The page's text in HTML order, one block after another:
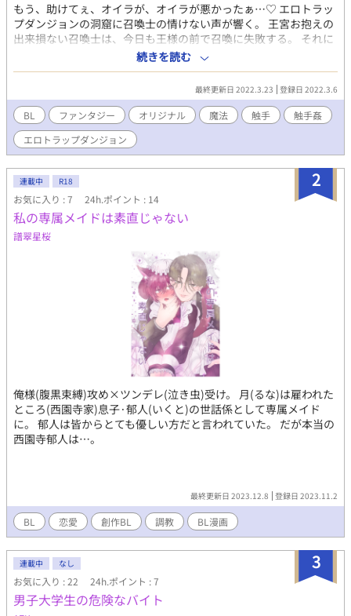
もう、助けてぇ、オイラが、オイラが悪かったぁ…♡ エロトラッ
プダンジョンの洞窟に召喚士の情けない声が響く。 王宮お抱えの
出来損ない召喚士は、今日も王様の前で召喚に失敗する。 それに
業を煮やした騎士団長。「もうこの召喚士を処刑しましょう」と
王様に進言。 このままでは処刑されてしまうと思った召喚士は、
騎士団長の弱みを握るために ある禁じられた召喚を行う。 その召
喚とは…。
続きを読む
最終更新日 2022.3.23 登録日 2022.3.6
BL ファンタジー オリジナル 魔法 触手
触手姦
エロトラップダンジョン
2
連載中 R18
お気に入り : 7 24h.ポイント : 14
私の専属メイドは素直じゃない
譜翠星桜
俺様(腹黒束縛)攻め×ツンデレ(泣き虫)受け。 月(るな)は雇われた
ところ(西園寺家)息子·郁人(いくと)の世話係として専属メイド
に。 郁人は皆からとても優しい方だと言われていた。 だが本当の
西園寺郁人は…。
最終更新日 2023.12.8 登録日 2023.11.2
BL 恋愛 創作BL 調教 BL漫画
3
連載中 なし
お気に入り : 22 24h.ポイント : 7
男子大学生の危険なバイト